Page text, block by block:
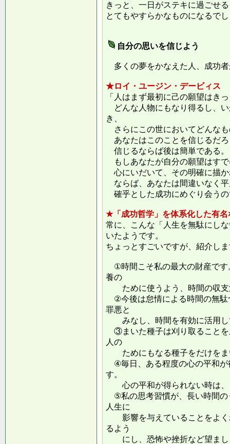
きっと、一日がステキに過ごせ
とてもやすらかなものになるで
自分の思いを信じよう
多くの夢をかなえた人、成功
★ロイ・ユージン・デービィス
「人はまず最初に己の願望はき
どんな人物にもなり得るし、
き、
さらにこの世においてどんな
あなたはこのことを信じるだ
信じるならば後は簡単である。
もしあなたが自分の願望はす
心にいだいて、その明確に描
ならば、あなたは間違いなく
確乎とした成功にめぐり会う
★「成功哲学」を体系化した有
常に、こんな「人生を無駄にし
いたようです。
ちょっとすごいですが、紹介し
①時間こそ私の最大の財産です
養の
ために使うよう、時間の収支
②今後は怠情による時間の無駄
罪悪と
みなし、時間を有効に活用し
③まいた種子は刈り取ることを
人の
ためにもなる種子をだけをま
④毎日、ある程度の心の平和が
す。
心の平和が得られない時は、
⑤私の思考習慣が、長い時間の
人生に
影響を与えていることをよく
るよう
にし、恐怖や挫折など望まし